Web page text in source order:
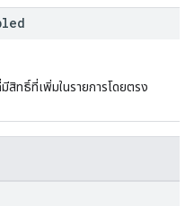
มีสิทธิ์ที่เพิ่มในรายการโดยตรง